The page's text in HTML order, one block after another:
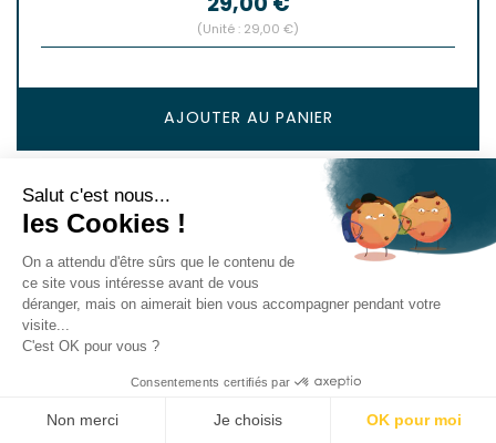
(Unité : 29,00 €)
AJOUTER AU PANIER
Salut c'est nous...
les Cookies !
On a attendu d'être sûrs que le contenu de
ce site vous intéresse avant de vous
déranger, mais on aimerait bien vous accompagner pendant votre
visite...
C'est OK pour vous ?
Consentements certifiés par
Non merci Je choisis OK pour moi